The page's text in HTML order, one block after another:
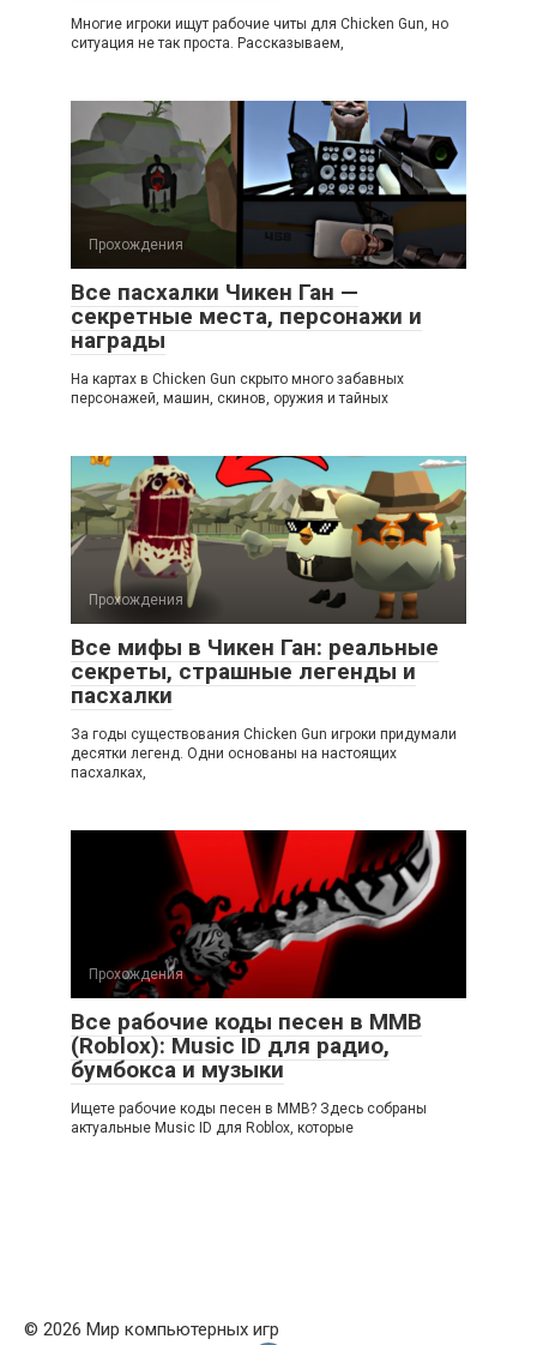
Многие игроки ищут рабочие читы для Chicken Gun, но
ситуация не так проста. Рассказываем,
Прохождения
Все пасхалки Чикен Ган —
секретные места, персонажи и
награды
На картах в Chicken Gun скрыто много забавных
персонажей, машин, скинов, оружия и тайных
Прохождения
Все мифы в Чикен Ган: реальные
секреты, страшные легенды и
пасхалки
За годы существования Chicken Gun игроки придумали
десятки легенд. Одни основаны на настоящих
пасхалках,
Прохождения
Все рабочие коды песен в ММВ
(Roblox): Music ID для радио,
бумбокса и музыки
Ищете рабочие коды песен в ММВ? Здесь собраны
актуальные Music ID для Roblox, которые
© 2026 Мир компьютерных игр